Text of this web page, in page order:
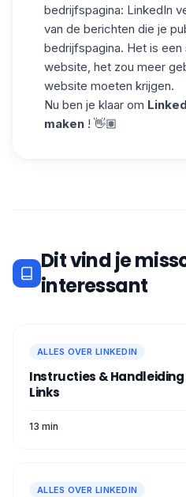
bedrijfspagina: LinkedIn
van de berichten die je
bedrijfspagina. Het is een
website, het zou meer
website moeten krijgen.
Nu ben je klaar om
maken ! 👋🏽
Dit vind je
interessant
ALLES OVER LINKEDIN
Instructies &
Links
13 min
ALLES OVER LINKEDIN